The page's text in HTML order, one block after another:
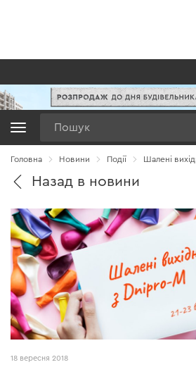
Головна Новини Події Шалені
Назад в новини
18 вересня 2018